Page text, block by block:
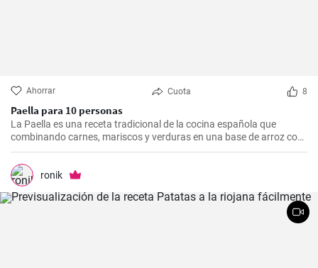
Ahorrar Cuota 8
Paella para 10 personas
La Paella es una receta tradicional de la cocina española que
combinando carnes, mariscos y verduras en una base de arroz con
una mezcla de especias, ofrece una experiencia culinaria llena de
sabores y texturas. Aunque cada región de España tiene su propia
forma de hacer la paella, esta receta se acerca a la versión más
clásica, la valenciana.
ronik